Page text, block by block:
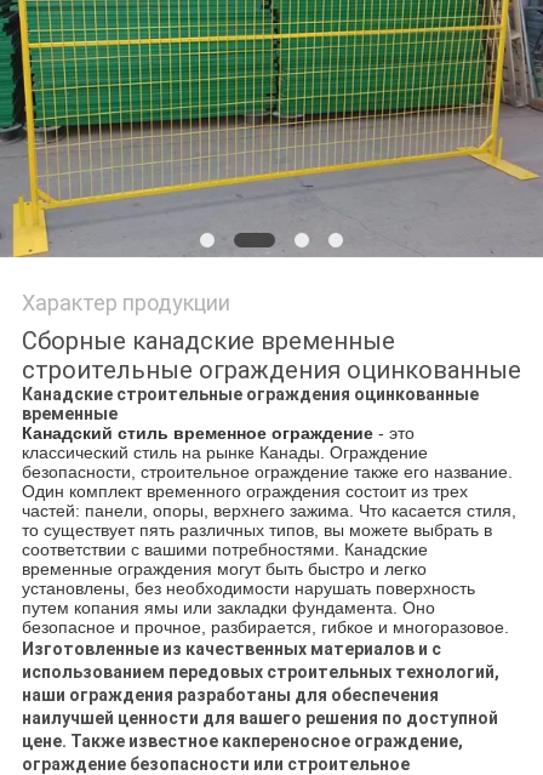
Характер продукции
Сборные канадские временные
строительные ограждения оцинкованные
Канадские строительные ограждения оцинкованные
временные
Канадский стиль временное ограждение- это
классический стиль на рынке Канады. Ограждение
безопасности, строительное ограждение также его название.
Один комплект временного ограждения состоит из трех
частей: панели, опоры, верхнего зажима. Что касается стиля,
то существует пять различных типов, вы можете выбрать в
соответствии с вашими потребностями. Канадские
временные ограждения могут быть быстро и легко
установлены, без необходимости нарушать поверхность
путем копания ямы или закладки фундамента. Оно
безопасное и прочное, разбирается, гибкое и многоразовое.
Изготовленные из качественных материалов и с
использованием передовых строительных технологий,
наши ограждения разработаны для обеспечения
наилучшей ценности для вашего решения по доступной
цене. Также известное какпереносное ограждение,
ограждение безопасности или строительное